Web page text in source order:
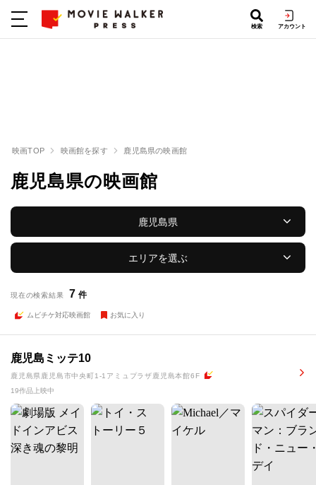
検索 アカウント
映画TOP 映画館を探す 鹿児島県の映画館
鹿児島県の映画館
鹿児島県
エリアを選ぶ
現在の検索結果 7 件
ムビチケ対応映画館 お気に入り
鹿児島ミッテ10
鹿児島県鹿児島市中央町1-1アミュプラザ鹿児島本館6F
19作品上映中